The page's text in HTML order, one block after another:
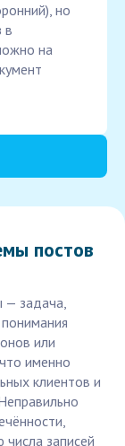
но
в
на
постов
— задача,
или
именно
клиентов и
записей